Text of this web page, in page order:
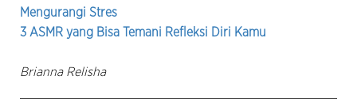
Mengurangi Stres
3 ASMR yang Bisa Temani Refleksi Diri Kamu
Brianna Relisha